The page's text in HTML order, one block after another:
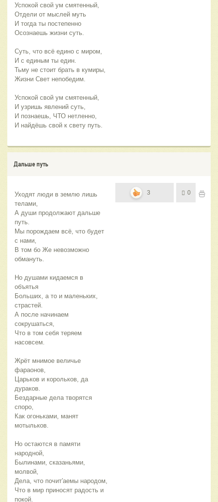
Успокой свой ум смятенный,
Отдели от мыслей муть
И тогда ты постепенно
Осознаешь жизни суть.
Суть, что всё едино с миром,
И с единым ты един.
Тьму не стоит брать в кумиры,
Жизни Свет непобедим.
Успокой свой ум смятенный,
И узришь явлений суть,
И познаешь, ЧТО нетленно,
И найдёшь свой к свету путь.
Дальше путь
Уходят люди в землю лишь
телами,
А души продолжают дальше
путь.
Мы порождаем всё, что будет
с нами,
В том бо Же невозможно
обмануть.
Но душами кидаемся в
объятья
Больших, а то и маленьких,
страстей.
А после начинаем
сокрушаться,
Что в том себя теряем
насовсем.
Жрёт мнимое величье
фараонов,
Царьков и корольков, да
дураков.
Бездарные дела творятся
споро,
Как огоньками, манят
мотыльков.
Но остаются в памяти
народной,
Былинами, сказаньями,
молвой,
Дела, что почит′аемы народом,
Что в мир приносят радость и
покой.
3 0